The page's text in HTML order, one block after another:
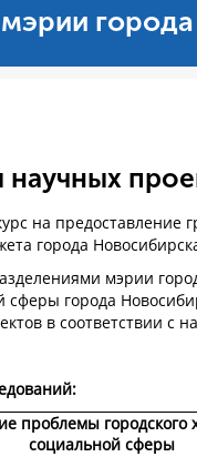
города
на
города
мэрии
сферы города
в соответствии с
проблемы городского
социальной сферы